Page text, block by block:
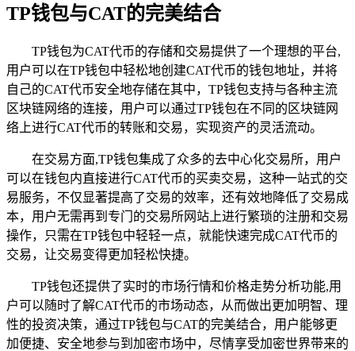
TP钱包与CAT的完美结合
TP钱包为CAT代币的存储和交易提供了一个理想的平台,
用户可以在TP钱包中轻松地创建CAT代币的钱包地址，并将
自己的CAT代币安全地存储在其中，TP钱包支持与各种主流
区块链网络的连接，用户可以通过TP钱包在不同的区块链网
络上进行CAT代币的转账和交易，实现资产的灵活流动。
在交易方面,TP钱包集成了众多的去中心化交易所，用户
可以在钱包内直接进行CAT代币的买卖交易，这种一站式的交
易服务，不仅显著提高了交易的效率，还有效地降低了交易成
本，用户无需再到专门的交易所网站上进行繁琐的注册和交易
操作，只需在TP钱包中轻轻一点，就能快速完成CAT代币的
交易，让交易变得更加轻松快捷。
TP钱包还提供了实时的市场行情和价格走势分析功能,用
户可以随时了解CAT代币的市场动态，从而做出更加明智、理
性的投资决策，通过TP钱包与CAT的完美结合，用户能够更
加便捷、安全地参与到加密市场中，尽情享受加密世界带来的